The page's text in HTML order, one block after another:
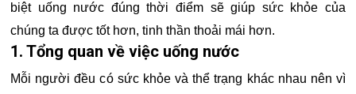
biệt uống nước đúng thời điểm sẽ giúp sức khỏe của
chúng ta được tốt hơn, tinh thần thoải mái hơn.
1. Tổng quan về việc uống nước
Mỗi người đều có sức khỏe và thể trạng khác nhau nên vì